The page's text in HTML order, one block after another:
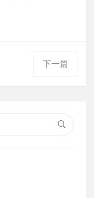
下一篇